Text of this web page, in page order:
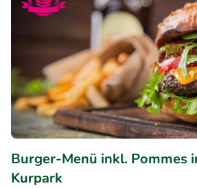
Burger-Menü inkl. Pommes
Kurpark